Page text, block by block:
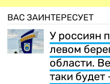
ВАС ЗАИНТЕРЕСУЕТ
У россиян
левом
области.
таки будет